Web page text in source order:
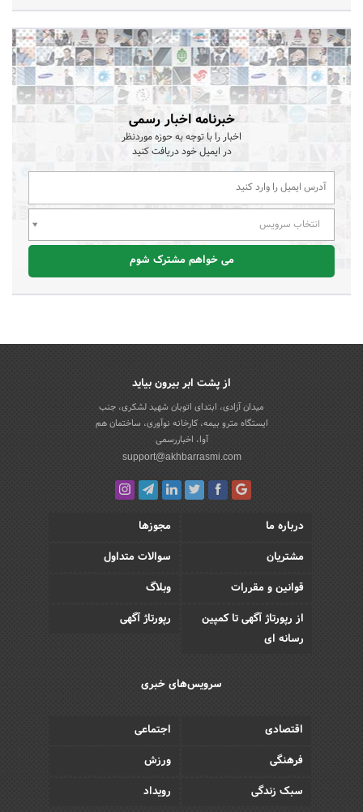
خبرنامه اخبار رسمی
اخبار را با توجه به حوزه موردنظر
در ایمیل خود دریافت کنید
انتخاب سرویس
می خواهم مشترک شوم
از پشت ابر بیرون بیاید
میدان آزادی، ابتدای اتوبان شهید لشکری، جنب
ایستگاه مترو بیمه، کارخانه نوآوری، ساختمان هم
آوا، اخباررسمی
support@akhbarrasmi.com
درباره ما
مجوزها
مشتریان
سوالات متداول
قوانین و مقررات
وبلاگ
از رپورتاژ آگهی تا کمپین
رسانه ای
رپورتاژ آگهی
سرویس‌های خبری
اقتصادی
اجتماعی
فرهنگی
ورزش
سبک زندگی
رویداد